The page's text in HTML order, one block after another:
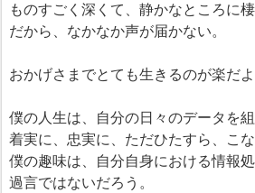
ものすごく深くて、静かなところに棲
だから、なかなか声が届かない。
おかげさまでとても生きるのが楽だよ
僕の人生は、自分の日々のデータを
着実に、忠実に、ただひたすら、こな
僕の趣味は、自分自身における情報
過言ではないだろう。